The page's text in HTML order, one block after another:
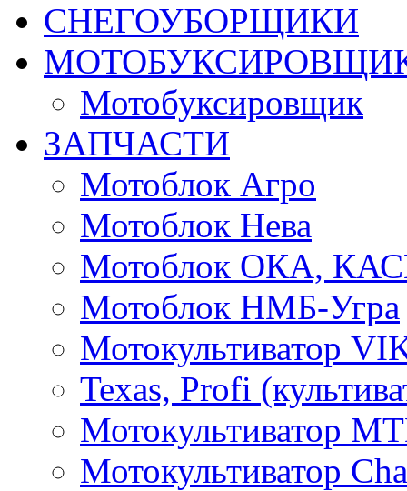
СНЕГОУБОРЩИКИ
Мотобуксировщик
ЗАПЧАСТИ
Мотоблок Агро
Мотоблок Нева
Мотоблок ОКА,
Мотоблок НМБ-Угра
Мотокультиватор
Texas, Profi
Мотокультиватор
Мотокультиватор